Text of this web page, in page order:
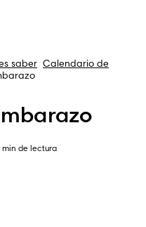
saber Calendario de
min de lectura